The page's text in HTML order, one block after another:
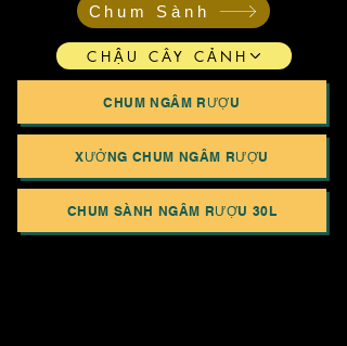
Chum Sành
CHẬU CÂY CẢNH
CHUM NGÂM RƯỢU
XƯỞNG CHUM NGÂM RƯỢU
CHUM SÀNH NGÂM RƯỢU 30L